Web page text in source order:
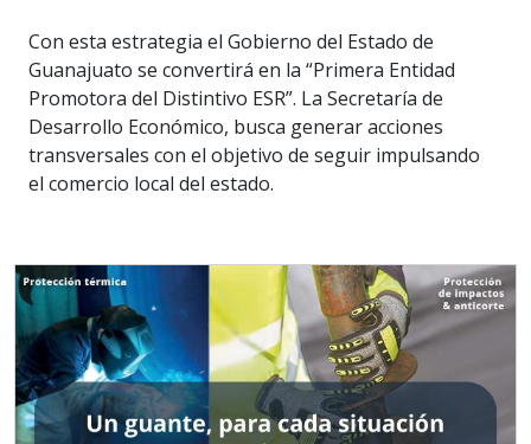
Con esta estrategia el Gobierno del Estado de
Guanajuato se convertirá en la “Primera Entidad
Promotora del Distintivo ESR”. La Secretaría de
Desarrollo Económico, busca generar acciones
transversales con el objetivo de seguir impulsando
el comercio local del estado.